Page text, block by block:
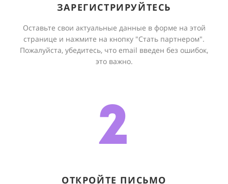
ЗАРЕГИСТРИРУЙТЕСЬ
Оставьте свои актуальные данные в форме на этой
странице и нажмите на кнопку "Стать партнером".
Пожалуйста, убедитесь, что email введен без ошибок,
это важно.
2
ОТКРОЙТЕ ПИСЬМО